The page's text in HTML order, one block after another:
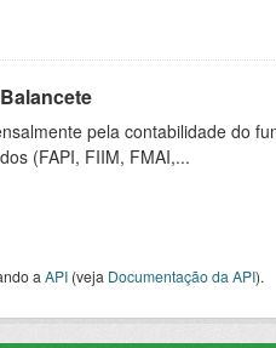
pela contabilidade do
(FAPI, FIIM, FMAI,...
a API(veja Documentação da API).